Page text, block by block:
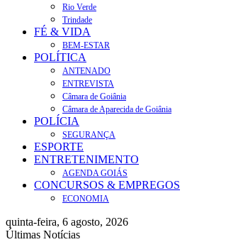
Rio Verde
Trindade
FÉ & VIDA
BEM-ESTAR
POLÍTICA
ANTENADO
ENTREVISTA
Câmara de Goiânia
Câmara de Aparecida de Goiânia
POLÍCIA
SEGURANÇA
ESPORTE
ENTRETENIMENTO
AGENDA GOIÁS
CONCURSOS & EMPREGOS
ECONOMIA
quinta-feira, 6 agosto, 2026
Últimas Notícias